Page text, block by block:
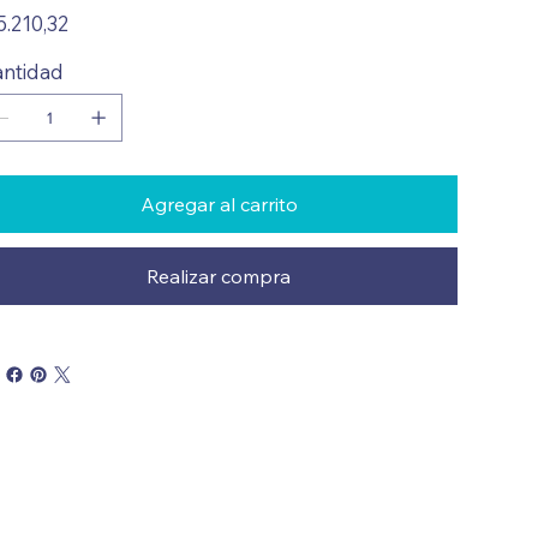
Agregar al carrito
Realizar compra